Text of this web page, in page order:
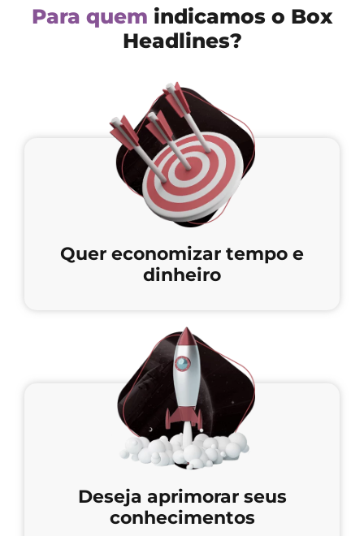
Para quem indicamos o Box
Headlines?
Quer economizar tempo e
dinheiro
Deseja aprimorar seus
conhecimentos